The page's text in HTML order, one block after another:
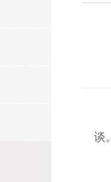
谈